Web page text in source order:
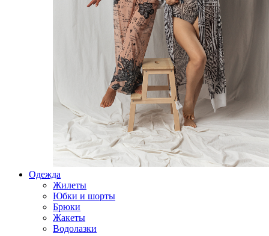
Одежда
Жилеты
Юбки и шорты
Брюки
Жакеты
Водолазки